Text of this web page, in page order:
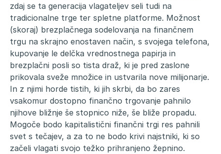
zdaj se ta generacija vlagateljev seli tudi na
tradicionalne trge ter spletne platforme. Možnost
(skoraj) brezplačnega sodelovanja na finančnem
trgu na skrajno enostaven način, s svojega telefona,
kupovanje le delčka vrednostnega papirja in
brezplačni posli so tista draž, ki je pred zaslone
prikovala sveže množice in ustvarila nove milijonarje.
In z njimi horde tistih, ki jih skrbi, da bo zares
vsakomur dostopno finančno trgovanje pahnilo
njihove bližnje še stopnico niže, še bliže propadu.
Mogoče bodo kapitalistični finančni trgi res pahnili
svet s tečajev, a za to ne bodo krivi najstniki, ki so
začeli vlagati svojo težko prihranjeno žepnino.